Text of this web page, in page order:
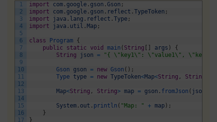
1
2
3
4
5
6
7
8
9
10
11
12
13
14
15
16
17
import com . google . gson . Gson ;
import
com . google . gson . reflect . TypeToken ;
import
java . lang . reflect . Type ;
import
java . util . Map ;
class Program {
public
static void main ( String [ ] args )
{
String
json = "{ \"key1\": \"value1\",
Gson gson = new Gson ( ) ;
Type type = new TypeToken<Map<String , String
Map<String , String> map = gson . fromJson ( json
System . out . println ( "Map: " + map) ;
}
}